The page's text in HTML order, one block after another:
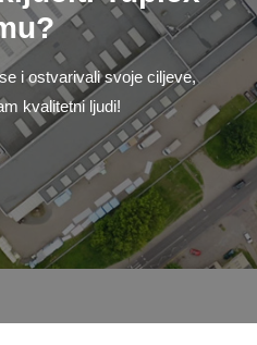
i ostvarivali svoje ciljeve,
kvalitetni ljudi!